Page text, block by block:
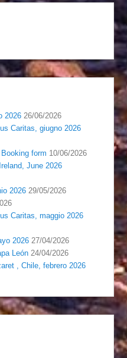
2026 26/06/2026
Caritas, giugno 2026
form 10/06/2026
June 2026
2026 29/05/2026
Caritas, maggio 2026
2026 27/04/2026
León 24/04/2026
, Chile, febrero 2026